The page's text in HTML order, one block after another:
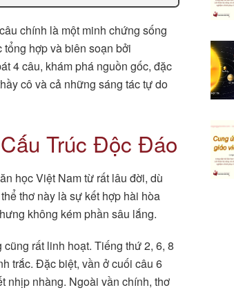
chính là một minh chứng sống
hợp và biên soạn bởi
4 câu, khám phá nguồn gốc, đặc
cô và cả những sáng tác tự do
Trúc Độc Đáo
học Việt Nam từ rất lâu đời, dù
thơ này là sự kết hợp hài hòa
không kém phần sâu lắng.
rất linh hoạt. Tiếng thứ 2, 6, 8
trắc. Đặc biệt, vần ở cuối câu 6
nhịp nhàng. Ngoài vần chính, thơ